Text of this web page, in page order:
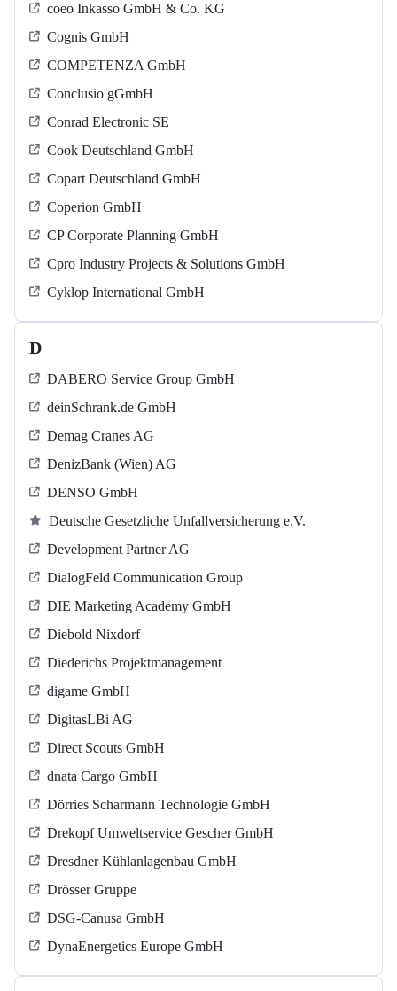
coeo Inkasso GmbH & Co. KG
Cognis GmbH
COMPETENZA GmbH
Conclusio gGmbH
Conrad Electronic SE
Cook Deutschland GmbH
Copart Deutschland GmbH
Coperion GmbH
CP Corporate Planning GmbH
Cpro Industry Projects & Solutions GmbH
Cyklop International GmbH
D
DABERO Service Group GmbH
deinSchrank.de GmbH
Demag Cranes AG
DenizBank (Wien) AG
DENSO GmbH
Deutsche Gesetzliche Unfallversicherung e.V.
Development Partner AG
DialogFeld Communication Group
DIE Marketing Academy GmbH
Diebold Nixdorf
Diederichs Projektmanagement
digame GmbH
DigitasLBi AG
Direct Scouts GmbH
dnata Cargo GmbH
Dörries Scharmann Technologie GmbH
Drekopf Umweltservice Gescher GmbH
Dresdner Kühlanlagenbau GmbH
Drösser Gruppe
DSG-Canusa GmbH
DynaEnergetics Europe GmbH